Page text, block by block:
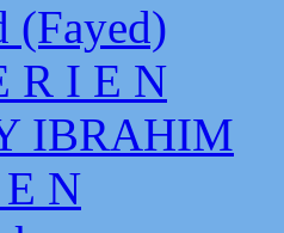
(Fayed)
R I E N
IBRAHIM
N